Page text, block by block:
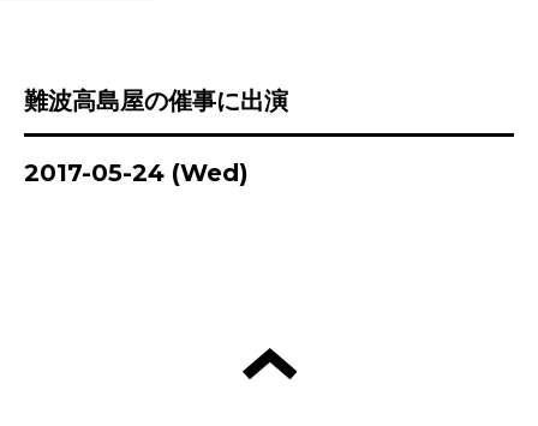
難波高島屋の催事に出演
2017-05-24 (Wed)